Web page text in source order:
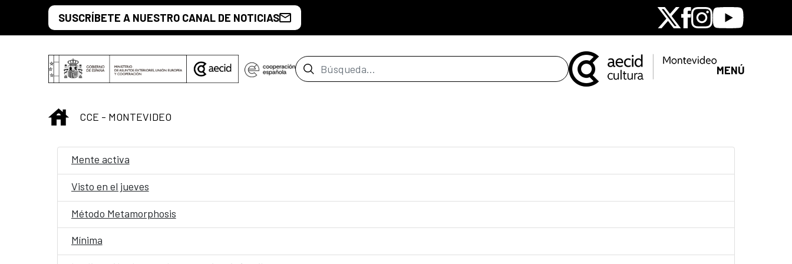
Saltar al contenido principal
SUSCRÍBETE A NUESTRO CANAL DE NOTICIAS X Facebook
Instagram
Youtube
Barra de búsqueda MENÚ
INICIO
CCE - MONTEVIDEO
Mente activa
Visto en el jueves
Método Metamorphosis
Mínima